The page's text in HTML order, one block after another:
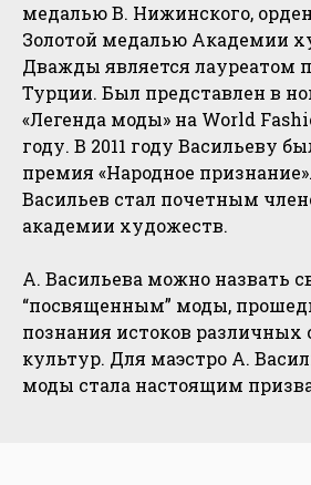
медалью В. Нижинского,
Золотой медалью Академии
Дважды является лауреатом
Турции. Был представлен в
«Легенда моды» на World
году. В 2011 году Васильеву
премия «Народное признание».
Васильев стал почетным
академии художеств.
A. Васильева можно назвать
“посвященным” моды,
познания истоков различных
культур. Для маэстро А.
моды стала настоящим